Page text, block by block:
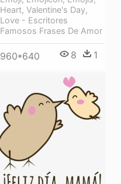
Heart, Valentine's Day,
Love - Escritores
Famosos Frases De Amor
960*640 8 1